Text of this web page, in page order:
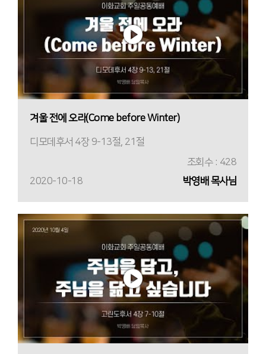
겨울 전에 오라(Come before Winter)
디모데후서 4장 9-13절, 21절
조회수 : 428
2020-10-18
박영배 목사님